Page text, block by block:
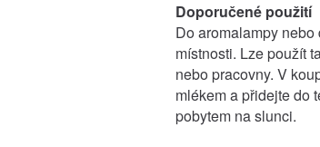
Doporučené použití
Do aromalampy
místnosti. Lze použít
nebo pracovny. V
mlékem a přidejte do
pobytem na slunci.